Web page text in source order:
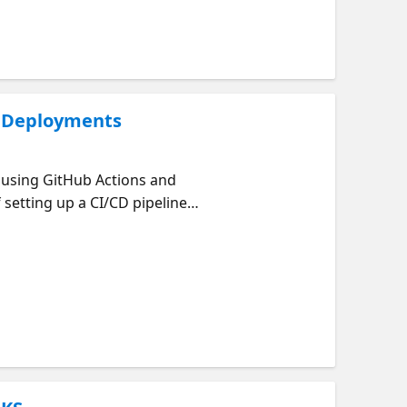
apps
GitHub Actions and
up a CI/CD pipeline
deployments,
creation of
we will demonstrate how
Kubernetes user or
deployment process.